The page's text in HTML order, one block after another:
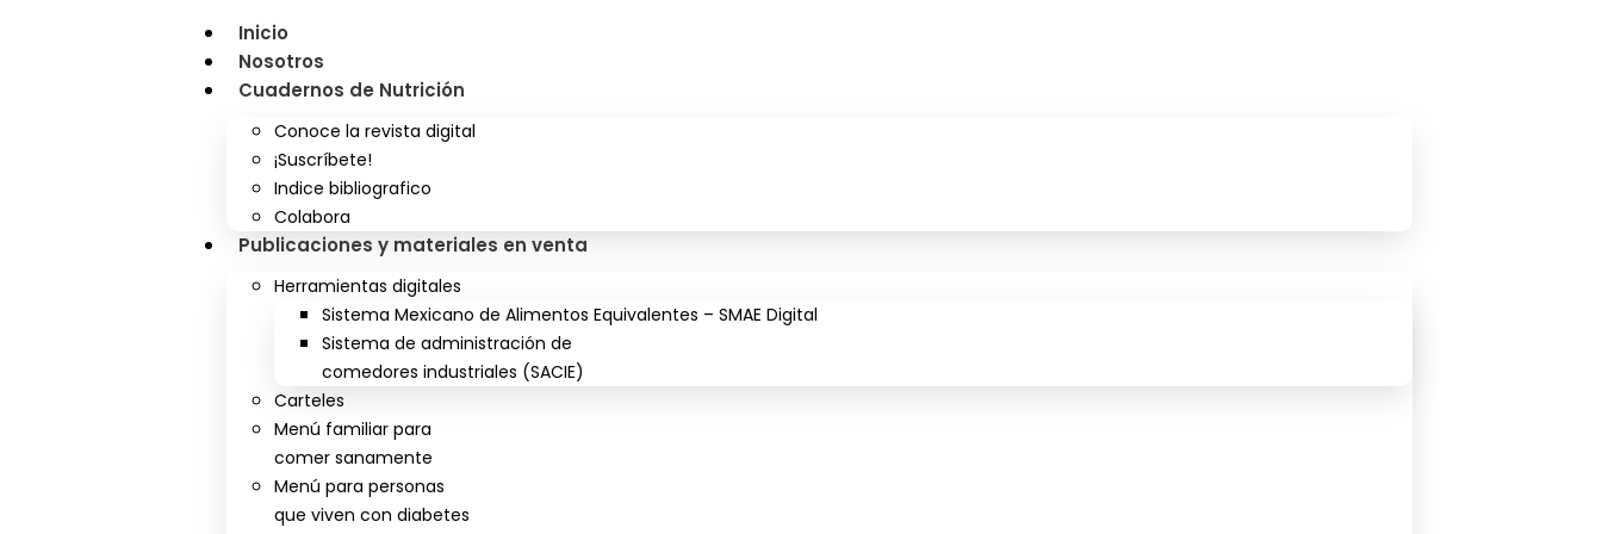
Inicio
Nosotros
Cuadernos de Nutrición
Conoce la revista digital
¡Suscríbete!
Indice bibliografico
Colabora
Publicaciones y materiales en venta
Herramientas digitales
Sistema Mexicano de Alimentos Equivalentes – SMAE Digital
Sistema de administración de
comedores industriales (SACIE)
Carteles
Menú familiar para
comer sanamente
Menú para personas
que viven con diabetes